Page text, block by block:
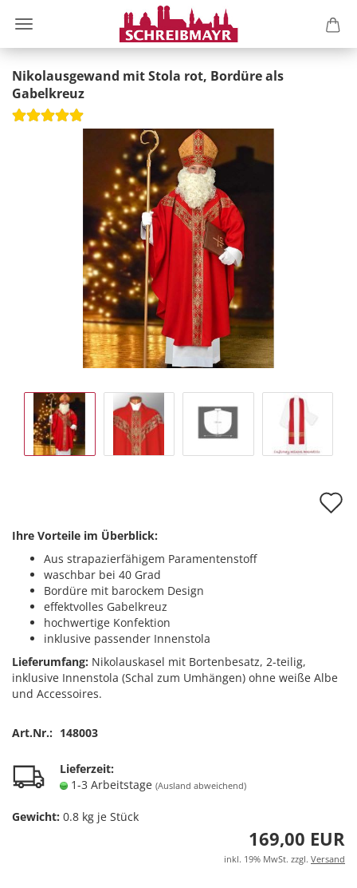
Nikolausgewand mit Stola rot, Bordüre als
Gabelkreuz
Ihre Vorteile im Überblick:
Aus strapazierfähigem Paramentenstoff
waschbar bei 40 Grad
Bordüre mit barockem Design
effektvolles Gabelkreuz
hochwertige Konfektion
inklusive passender Innenstola
Lieferumfang: Nikolauskasel mit Bortenbesatz, 2-teilig,
inklusive Innenstola (Schal zum Umhängen) ohne weiße Albe
und Accessoires.
Art.Nr.: 148003
Lieferzeit:
1-3 Arbeitstage (Ausland abweichend)
Gewicht: 0.8 kg je Stück
169,00 EUR
inkl. 19% MwSt. zzgl. Versand